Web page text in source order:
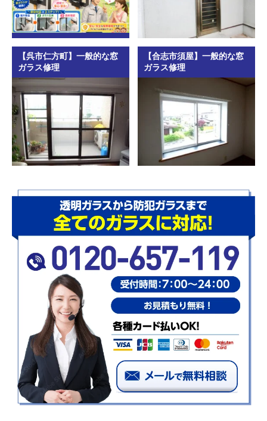
【呉市仁方町】一般的な窓
ガラス修理
【合志市須屋】一般的な窓
ガラス修理